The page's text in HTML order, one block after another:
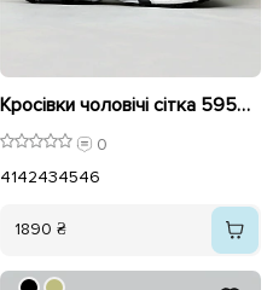
Кросівки чоловічі сітка 595636 Сірі з білим
0
4142434546
1890 ₴